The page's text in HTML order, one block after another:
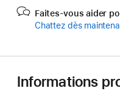
Faites-vous aider
Chattez dès
Informations